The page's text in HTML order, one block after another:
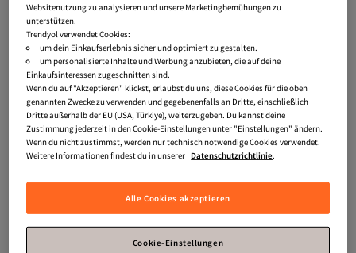
UGG
Hollister
Vans
Dr Martens
Ralph Lauren
Vivienne Westwood
Only
Jack Wolfskin
Armedangels
Sansibar
Crocs
Tetri
Tom Tailor
Heine
Vero Moda
Tamaris
Converse
Hugo Boss
Moncler
Under Armour
Jaguar
Reebok
Websitenutzung zu analysieren und unsere Marketingbemühungen zu
unterstützen.
Trendyol verwendet Cookies:
um dein Einkaufserlebnis sicher und optimiert zu gestalten.
um personalisierte Inhalte und Werbung anzubieten, die auf deine
Einkaufsinteressen zugeschnitten sind.
Wenn du auf "Akzeptieren" klickst, erlaubst du uns, diese Cookies für die oben
genannten Zwecke zu verwenden und gegebenenfalls an Dritte, einschließlich
Dritte außerhalb der EU (USA, Türkiye), weiterzugeben. Du kannst deine
Zustimmung jederzeit in den Cookie-Einstellungen unter "Einstellungen" ändern.
Wenn du nicht zustimmst, werden nur technisch notwendige Cookies verwendet.
Weitere Informationen findest du in unserer Datenschutzrichtlinie.
Alle Cookies akzeptieren
Cookie-Einstellungen